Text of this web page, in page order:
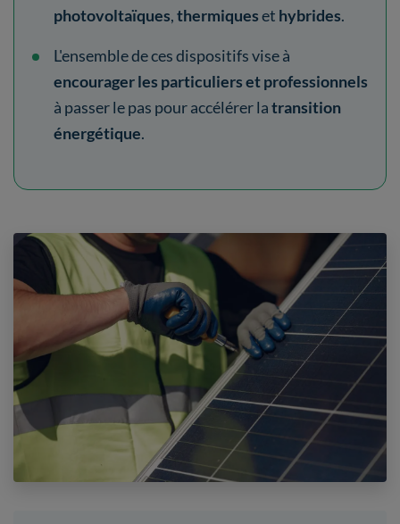
photovoltaïques,thermiqueset hybrides.
L'ensemble de ces dispositifs vise à
encourager les particuliers et professionnels
à passer le pas pouraccélérer latransition
énergétique.